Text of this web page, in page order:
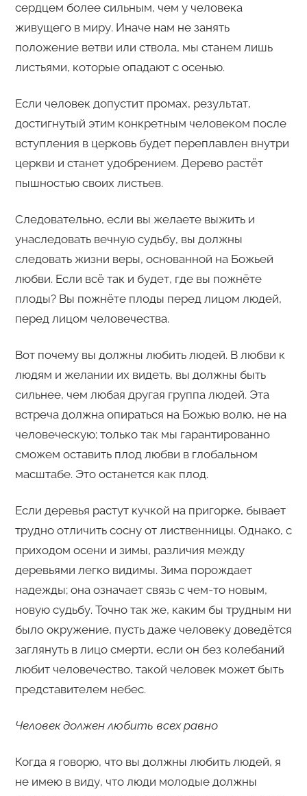
сердцем более сильным, чем у человека
живущего в миру. Иначе нам не занять
положение ветви или ствола, мы станем лишь
листьями, которые опадают с осенью.
Если человек допустит промах, результат,
достигнутый этим конкретным человеком после
вступления в церковь будет переплавлен внутри
церкви и станет удобрением. Дерево растёт
пышностью своих листьев.
Следовательно, если вы желаете выжить и
унаследовать вечную судьбу, вы должны
следовать жизни веры, основанной на Божьей
любви. Если всё так и будет, где вы пожнёте
плоды? Вы пожнёте плоды перед лицом людей,
перед лицом человечества.
Вот почему вы должны любить людей. В любви к
людям и желании их видеть, вы должны быть
сильнее, чем любая другая группа людей. Эта
встреча должна опираться на Божью волю, не на
человеческую; только так мы гарантированно
сможем оставить плод любви в глобальном
масштабе. Это останется как плод.
Если деревья растут кучкой на пригорке, бывает
трудно отличить сосну от лиственницы. Однако, с
приходом осени и зимы, различия между
деревьями легко видимы. Зима порождает
надежды; она означает связь с чем-то новым,
новую судьбу. Точно так же, каким бы трудным ни
было окружение, пусть даже человеку доведётся
заглянуть в лицо смерти, если он без колебаний
любит человечество, такой человек может быть
представителем небес.
Человек должен любить всех равно
Когда я говорю, что вы должны любить людей, я
не имею в виду, что люди молодые должны